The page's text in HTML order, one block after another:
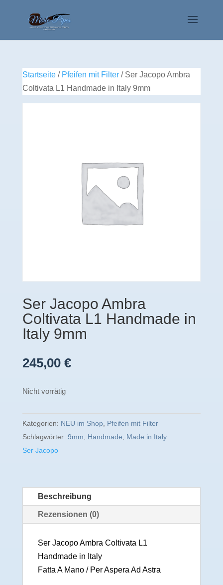
Startseite/ Pfeifen mit Filter/ Ser Jacopo Ambra
Coltivata L1 Handmade in Italy 9mm
Ser Jacopo Ambra
Coltivata L1 Handmade in
Italy 9mm
245,00 €
Nicht vorrätig
Kategorien: NEU im Shop, Pfeifen mit Filter
Schlagwörter: 9mm, Handmade, Made in Italy
Ser Jacopo
Beschreibung
Rezensionen (0)
Ser Jacopo Ambra Coltivata L1
Handmade in Italy
Fatta A Mano / Per Aspera Ad Astra